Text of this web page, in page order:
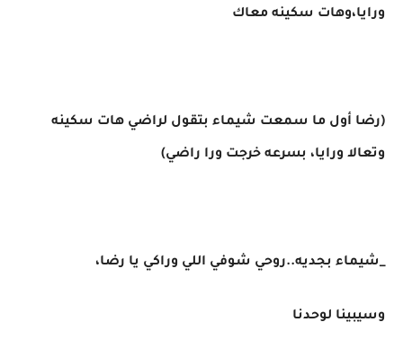
ورايا،وهات سكينه معاك
(رضا أول ما سمعت شيماء بتقول لراضي هات سكينه
وتعالا ورايا، بسرعه خرجت ورا راضي)
_شيماء بجديه..روحي شوفي اللي وراكي يا رضا،
وسيبينا لوحدنا